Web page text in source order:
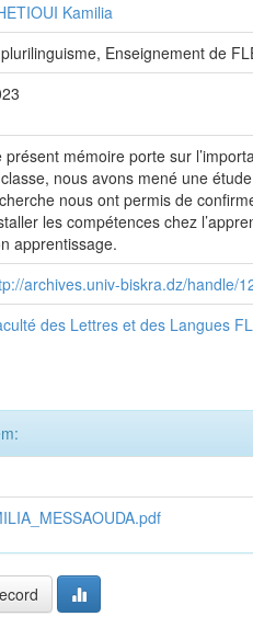
Kamilia
Enseignement de
présent mémoire porte sur
nous avons mené une
nous ont permis de
les compétences chez
apprentissage.
archives.univ-biskra.dz/handle/
des Lettres et des Langues